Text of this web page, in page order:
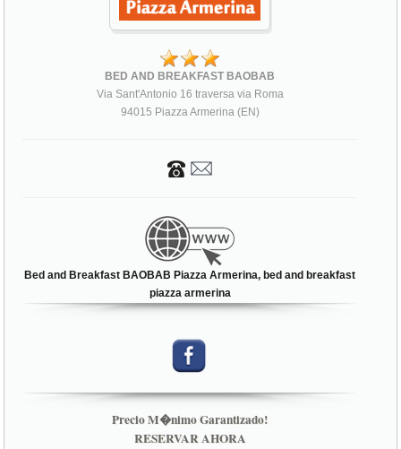
BED AND BREAKFAST BAOBAB
Via Sant'Antonio 16 traversa via Roma
94015 Piazza Armerina (EN)
Bed and Breakfast BAOBAB Piazza Armerina, bed and breakfast
piazza armerina
Precio M�nimo Garantizado!
RESERVAR AHORA